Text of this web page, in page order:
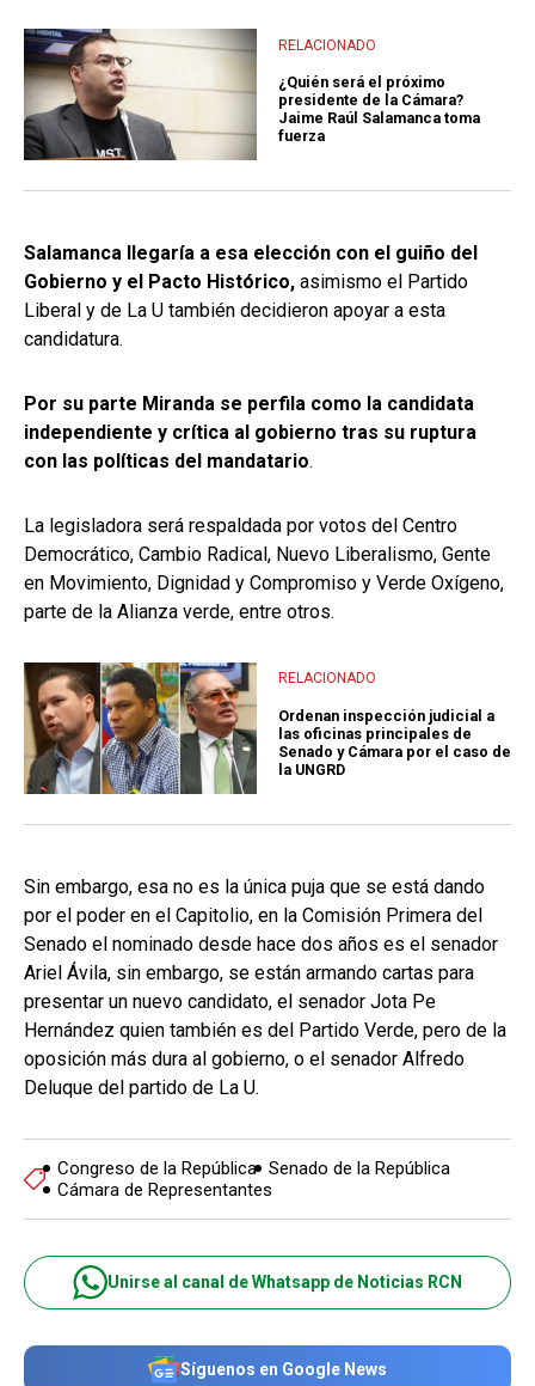
RELACIONADO
¿Quién será el próximo
presidente de la Cámara?
Jaime Raúl Salamanca toma
fuerza
Salamanca llegaría a esa elección con el guiño del
Gobierno y el Pacto Histórico, asimismo el Partido
Liberal y de La U también decidieron apoyar a esta
candidatura.
Por su parte Miranda se perfila como la candidata
independiente y crítica al gobierno tras su ruptura
con las políticas del mandatario.
La legisladora será respaldada por votos del Centro
Democrático, Cambio Radical, Nuevo Liberalismo, Gente
en Movimiento, Dignidad y Compromiso y Verde Oxígeno,
parte de la Alianza verde, entre otros.
RELACIONADO
Ordenan inspección judicial a
las oficinas principales de
Senado y Cámara por el caso de
la UNGRD
Sin embargo, esa no es la única puja que se está dando
por el poder en el Capitolio, en la Comisión Primera del
Senado el nominado desde hace dos años es el senador
Ariel Ávila, sin embargo, se están armando cartas para
presentar un nuevo candidato, el senador Jota Pe
Hernández quien también es del Partido Verde, pero de la
oposición más dura al gobierno, o el senador Alfredo
Deluque del partido de La U.
Congreso de la República Senado de la República
Cámara de Representantes
Unirse al canal de Whatsapp de Noticias RCN
Síguenos en Google News